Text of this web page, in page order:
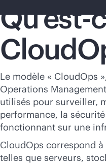
Votre
Rendez-vous
découvrir,
Qu’est-
Le modèle « CloudOps
Operations
utilisés pour surveiller,
performance, la
fonctionnant sur une
CloudOps correspond
telles que serveurs,